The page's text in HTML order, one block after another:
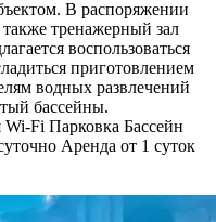
В распоряжении
тренажерный зал
воспользоваться
приготовлением
водных развлечений
бассейны.
Wi-Fi Парковка Бассейн
Аренда от 1 суток